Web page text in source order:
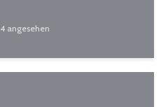
4 angesehen